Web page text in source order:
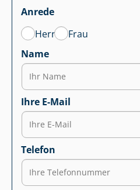
Anrede
Herr
Frau
Name
Ihre E-Mail
Telefon